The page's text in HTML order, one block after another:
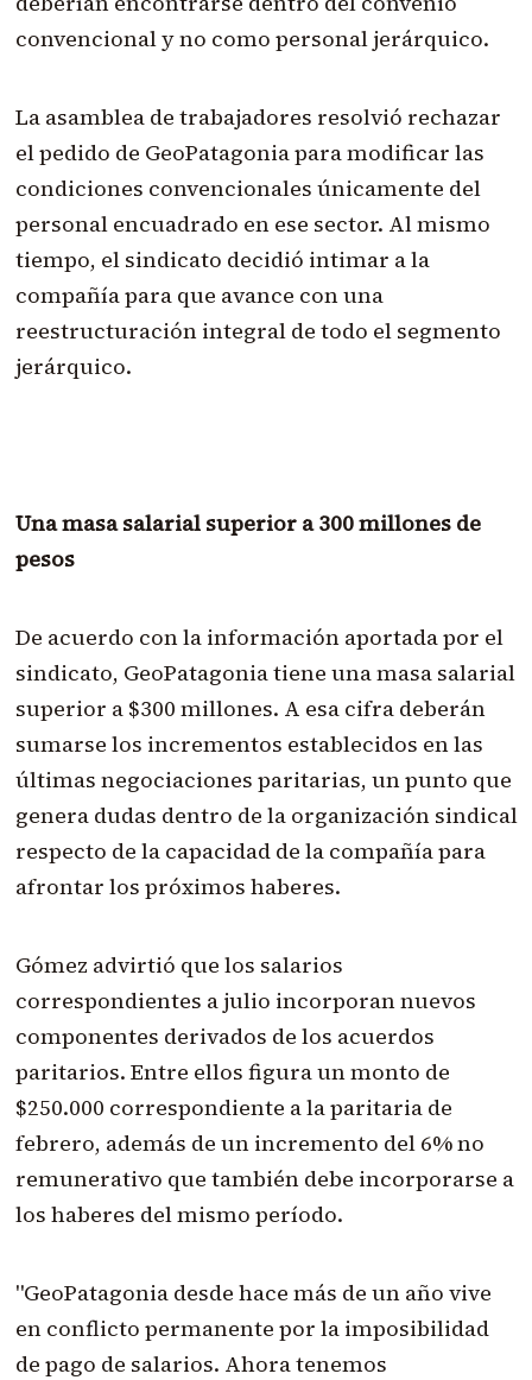
convencional y no como personal jerárquico.
La asamblea de trabajadores resolvió rechazar
el pedido de GeoPatagonia para modificar las
condiciones convencionales únicamente del
personal encuadrado en ese sector. Al mismo
tiempo, el sindicato decidió intimar a la
compañía para que avance con una
reestructuración integral de todo el segmento
jerárquico.
Una masa salarial superior a 300 millones de
pesos
De acuerdo con la información aportada por el
sindicato, GeoPatagonia tiene una masa salarial
superior a $300 millones. A esa cifra deberán
sumarse los incrementos establecidos en las
últimas negociaciones paritarias, un punto que
genera dudas dentro de la organización sindical
respecto de la capacidad de la compañía para
afrontar los próximos haberes.
Gómez advirtió que los salarios
correspondientes a julio incorporan nuevos
componentes derivados de los acuerdos
paritarios. Entre ellos figura un monto de
$250.000 correspondiente a la paritaria de
febrero, además de un incremento del 6% no
remunerativo que también debe incorporarse a
los haberes del mismo período.
"GeoPatagonia desde hace más de un año vive
en conflicto permanente por la imposibilidad
de pago de salarios. Ahora tenemos